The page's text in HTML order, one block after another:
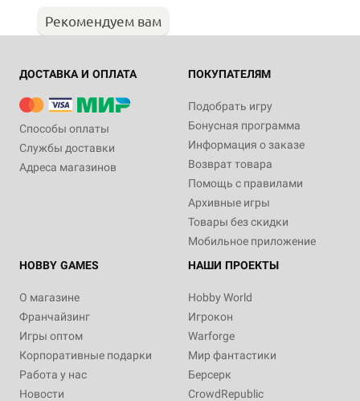
Рекомендуем вам
ДОСТАВКА И ОПЛАТА
Способы оплаты
Службы доставки
Адреса магазинов
ПОКУПАТЕЛЯМ
Подобрать игру
Бонусная программа
Информация о заказе
Возврат товара
Помощь с правилами
Архивные игры
Товары без скидки
Мобильное приложение
HOBBY GAMES
О магазине
Франчайзинг
Игры оптом
Корпоративные подарки
Работа у нас
Новости
НАШИ ПРОЕКТЫ
Hobby World
Игрокон
Warforge
Мир фантастики
Берсерк
CrowdRepublic